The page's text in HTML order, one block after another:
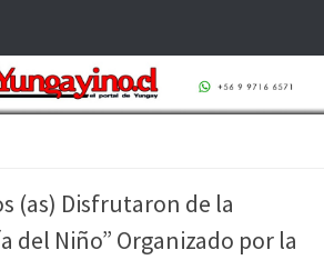
(as) Disfrutaron de la
del Niño” Organizado por la